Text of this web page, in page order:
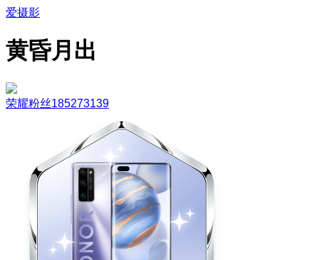
爱摄影
黄昏月出
荣耀粉丝185273139